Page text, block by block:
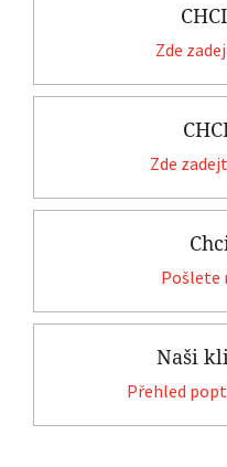
Zde
Zde
Pošlete
Naši
Přehled